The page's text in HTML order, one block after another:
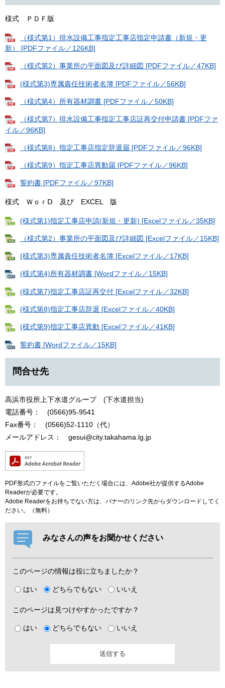
様式 ＰＤＦ版
（様式第1）排水設備工事指定工事店指定申請書（新規・更
新） [PDFファイル／126KB]
（様式第2）事業所の平面図及び詳細図 [PDFファイル／47KB]
(様式第3)専属責任技術者名簿 [PDFファイル／56KB]
（様式第4）所有器材調書 [PDFファイル／50KB]
（様式第7）排水設備工事指定工事店証再交付申請書 [PDFファ
イル／96KB]
（様式第8）指定工事店指定辞退届 [PDFファイル／96KB]
（様式第9）指定工事店異動届 [PDFファイル／96KB]
誓約書 [PDFファイル／97KB]
様式 ＷｏｒⅮ 及び EXCEL 版
(様式第1)指定工事店申請(新規・更新) [Excelファイル／35KB]
（様式第2）事業所の平面図及び詳細図 [Excelファイル／15KB]
(様式第3)専属責任技術者名簿 [Excelファイル／17KB]
(様式第4)所有器材調書 [Wordファイル／15KB]
(様式第7)指定工事店証再交付 [Excelファイル／32KB]
(様式第8)指定工事店辞退 [Excelファイル／40KB]
(様式第9)指定工事店異動 [Excelファイル／41KB]
誓約書 [Wordファイル／15KB]
問合せ先
高浜市役所上下水道グループ (下水道担当)
電話番号： (0566)95-9541
Fax番号： (0566)52-1110（代）
メールアドレス： gesui@city.takahama.lg.jp
PDF形式のファイルをご覧いただく場合には、Adobe社が提供するAdobe
Readerが必要です。
Adobe Readerをお持ちでない方は、バナーのリンク先からダウンロードしてく
ださい。（無料）
みなさんの声をお聞かせください
このページの情報は役に立ちましたか？
はい どちらでもない いいえ
このページは見つけやすかったですか？
はい どちらでもない いいえ